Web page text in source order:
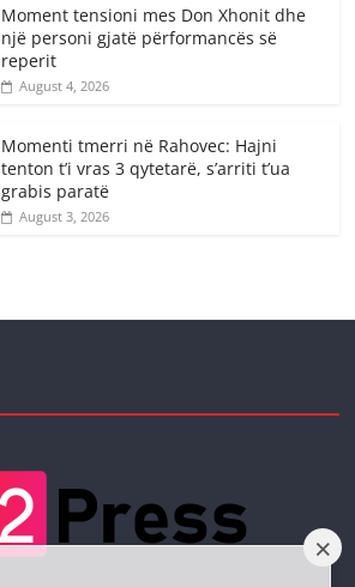
Moment tensioni mes Don Xhonit dhe
një personi gjatë përformancës së
reperit
August 4, 2026
Momenti tmerri në Rahovec: Hajni
tenton t’i vras 3 qytetarë, s’arriti t’ua
grabis paratë
August 3, 2026